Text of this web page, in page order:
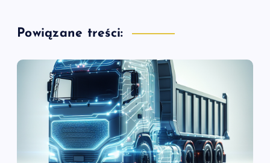
a
c
Powiązane treści: